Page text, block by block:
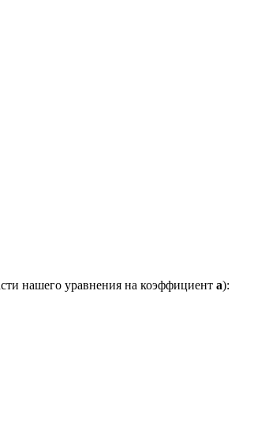
нашего уравнения на коэффициент a):